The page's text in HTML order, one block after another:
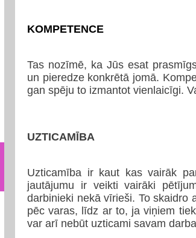
KOMPETENCE
Tas nozīmē, ka Jūs esat
un pieredze konkrētā jomā.
gan spēju to izmantot vienlaicīgi.
UZTICAMĪBA
Uzticamība ir kaut kas vairāk
jautājumu ir veikti vairāki
darbinieki nekā vīrieši. To skaidro
pēc varas, līdz ar to, ja viņiem
var arī nebūt uzticami savam